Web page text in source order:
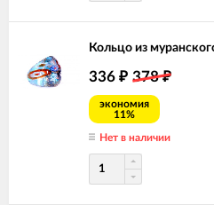
Кольцо из
336 ₽ 378₽
экономия
11%
Нет в наличии